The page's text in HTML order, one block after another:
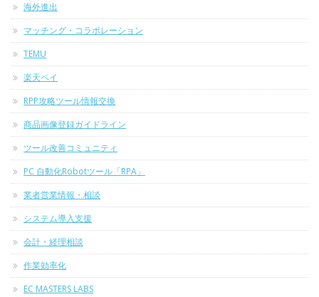
海外進出
マッチング・コラボレーション
TEMU
楽天ペイ
RPP攻略ツール情報交換
商品画像登録ガイドライン
ツール改善コミュニティ
PC 自動化Robotツール「RPA」
業者営業情報・相談
システム導入支援
会計・経理相談
作業効率化
EC MASTERS LABS